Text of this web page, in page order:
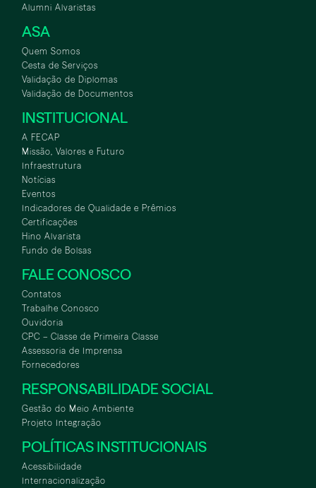
Alumni Alvaristas
ASA
Quem Somos
Cesta de Serviços
Validação de Diplomas
Validação de Documentos
INSTITUCIONAL
A FECAP
Missão, Valores e Futuro
Infraestrutura
Notícias
Eventos
Indicadores de Qualidade e Prêmios
Certificações
Hino Alvarista
Fundo de Bolsas
FALE CONOSCO
Contatos
Trabalhe Conosco
Ouvidoria
CPC – Classe de Primeira Classe
Assessoria de Imprensa
Fornecedores
RESPONSABILIDADE SOCIAL
Gestão do Meio Ambiente
Projeto Integração
POLÍTICAS INSTITUCIONAIS
Acessibilidade
Internacionalização